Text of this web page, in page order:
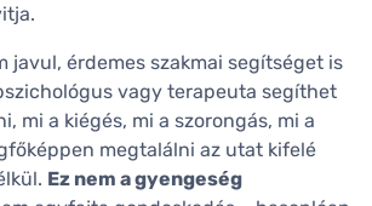
javul, érdemes szakmai segítséget is
vagy terapeuta segíthet
mi a kiégés, mi a szorongás, mi a
megtalálni az utat kifelé
Ez nem a gyengeség